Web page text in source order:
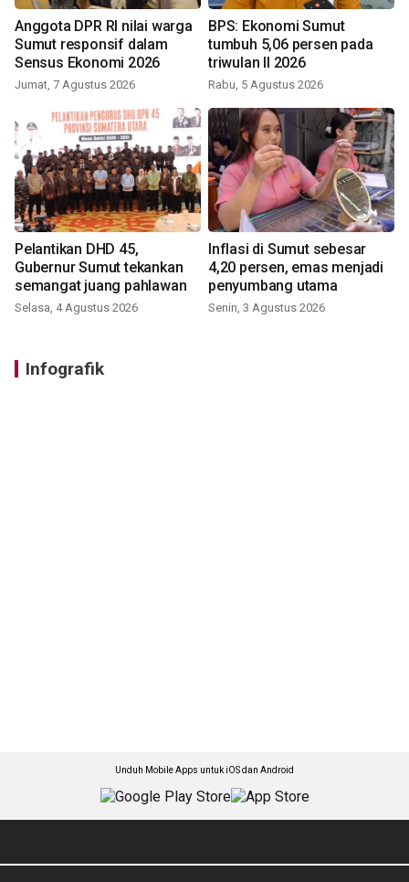
Anggota DPR RI nilai warga
Sumut responsif dalam
Sensus Ekonomi 2026
Jumat, 7 Agustus 2026
BPS: Ekonomi Sumut
tumbuh 5,06 persen pada
triwulan II 2026
Rabu, 5 Agustus 2026
Pelantikan DHD 45,
Gubernur Sumut tekankan
semangat juang pahlawan
Selasa, 4 Agustus 2026
Inflasi di Sumut sebesar
4,20 persen, emas menjadi
penyumbang utama
Senin, 3 Agustus 2026
Infografik
Unduh Mobile Apps untuk iOS dan Android